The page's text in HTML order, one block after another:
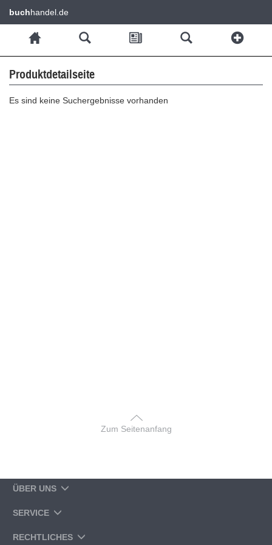
buchhandel.de
Produktdetailseite
Es sind keine Suchergebnisse vorhanden
Zum Seitenanfang
ÜBER UNS
SERVICE
RECHTLICHES